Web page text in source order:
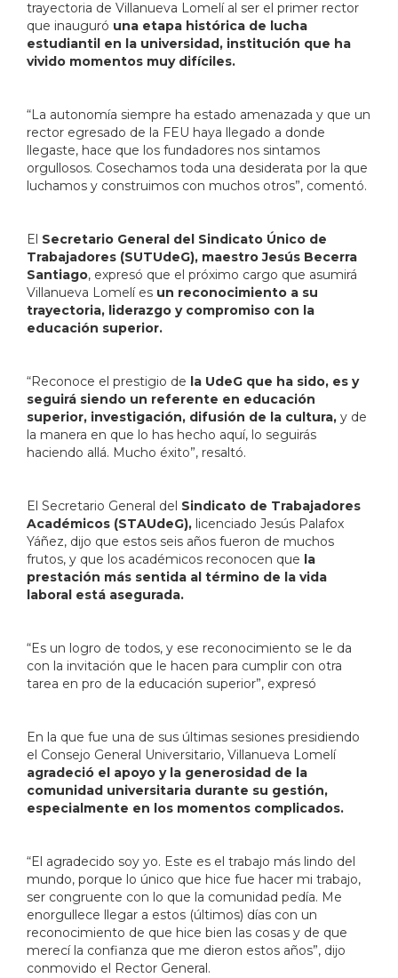
trayectoria de Villanueva Lomelí al ser el primer rector
que inauguró una etapa histórica de lucha
estudiantil en la universidad, institución que ha
vivido momentos muy difíciles.
“La autonomía siempre ha estado amenazada y que un
rector egresado de la FEU haya llegado a donde
llegaste, hace que los fundadores nos sintamos
orgullosos. Cosechamos toda una desiderata por la que
luchamos y construimos con muchos otros”, comentó.
El Secretario General del Sindicato Único de
Trabajadores (SUTUdeG), maestro Jesús Becerra
Santiago, expresó que el próximo cargo que asumirá
Villanueva Lomelí es un reconocimiento a su
trayectoria, liderazgo y compromiso con la
educación superior.
“Reconoce el prestigio de la UdeG que ha sido, es y
seguirá siendo un referente en educación
superior, investigación, difusión de la cultura, y de
la manera en que lo has hecho aquí, lo seguirás
haciendo allá. Mucho éxito”, resaltó.
El Secretario General del Sindicato de Trabajadores
Académicos (STAUdeG), licenciado Jesús Palafox
Yáñez, dijo que estos seis años fueron de muchos
frutos, y que los académicos reconocen que la
prestación más sentida al término de la vida
laboral está asegurada.
“Es un logro de todos, y ese reconocimiento se le da
con la invitación que le hacen para cumplir con otra
tarea en pro de la educación superior”, expresó
En la que fue una de sus últimas sesiones presidiendo
el Consejo General Universitario, Villanueva Lomelí
agradeció el apoyo y la generosidad de la
comunidad universitaria durante su gestión,
especialmente en los momentos complicados.
“El agradecido soy yo. Este es el trabajo más lindo del
mundo, porque lo único que hice fue hacer mi trabajo,
ser congruente con lo que la comunidad pedía. Me
enorgullece llegar a estos (últimos) días con un
reconocimiento de que hice bien las cosas y de que
merecí la confianza que me dieron estos años”, dijo
conmovido el Rector General.